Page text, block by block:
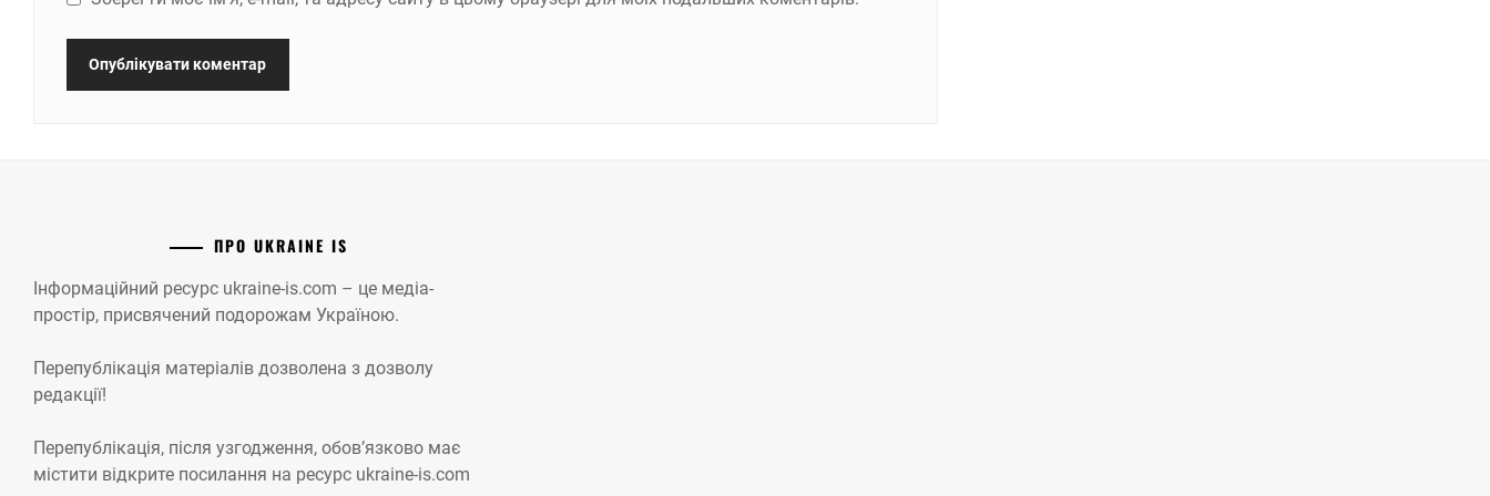
ПРО UKRAINE IS
Інформаційний ресурс ukraine-is.com – це медіа-
простір, присвячений подорожам Україною.
Перепублікація матеріалів дозволена з дозволу
редакції!
Перепублікація, після узгодження, обов’язково має
містити відкрите посилання на ресурс ukraine-is.com